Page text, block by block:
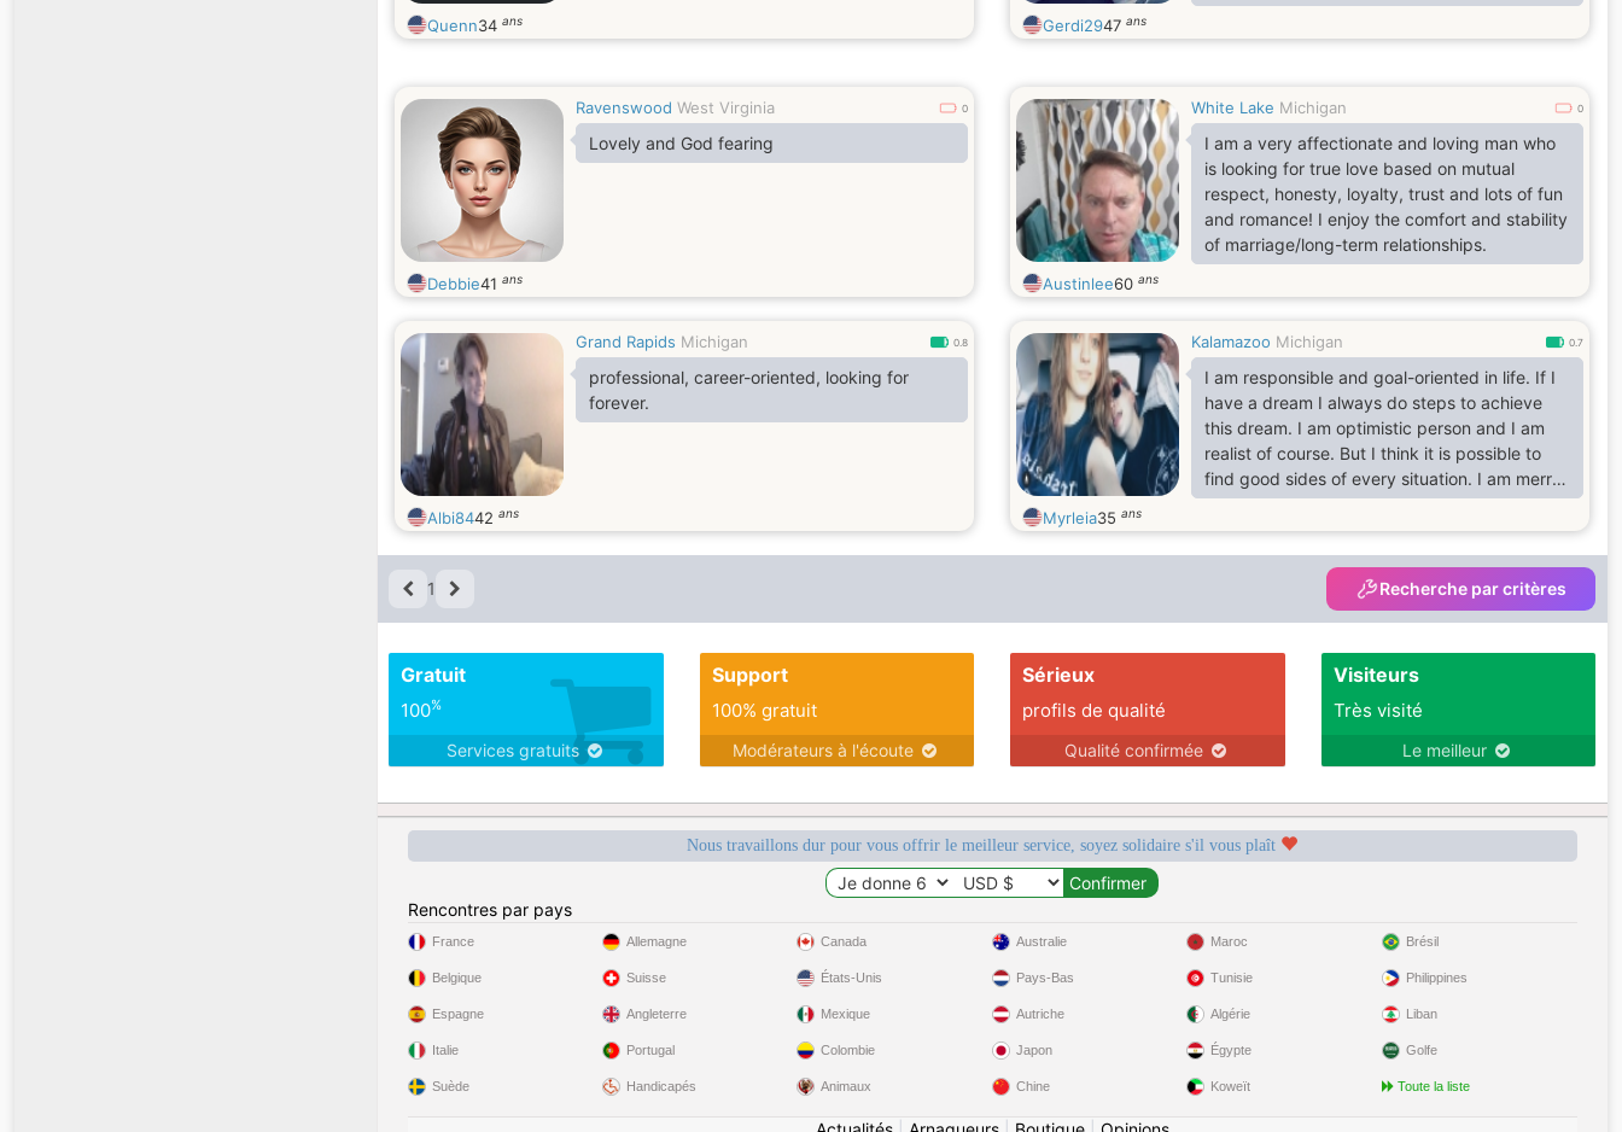
Quenn34 ans
jemanden, der offen und bereit ist, neue
Dinge zu lernen. Ich habe eine Leidenschaft
Gerdi2947 ans
Ravenswood West Virginia 0
Lovely and God fearing
Debbie41 ans
White Lake Michigan 0
I am a very affectionate and loving man who
is looking for true love based on mutual
respect, honesty, loyalty, trust and lots of fun
and romance! I enjoy the comfort and stability
of marriage/long-term relationships.
Austinlee60 ans
Grand Rapids Michigan 0.8
professional, career-oriented, looking for
forever.
Albi8442 ans
Kalamazoo Michigan 0.7
I am responsible and goal-oriented in life. If I
have a dream I always do steps to achieve
this dream. I am optimistic person and I am
realist of course. But I think it is possible to
find good sides of every situation. I am merry
and cheerful person, I like smiling, making
jokes at times. I think when a person smiles it
makes us more beautiful and also make us
living longer. In a relationship with a beloved
one I am tender romantic caring and loving. If
Myrleia35 ans
1 Recherche par critères
Gratuit
100%
Services gratuits
Support
100% gratuit
Modérateurs à l'écoute
Sérieux
profils de qualité
Qualité confirmée
Visiteurs
Très visité
Le meilleur
Nous travaillons dur pour vous offrir le meilleur service, soyez solidaire s'il vous plaît
Rencontres par pays
France
Belgique
Espagne
Italie
Suède
Allemagne
Suisse
Angleterre
Portugal
Handicapés
Canada
États-Unis
Mexique
Colombie
Animaux
Australie
Pays-Bas
Autriche
Japon
Chine
Maroc
Tunisie
Algérie
Égypte
Koweït
Brésil
Philippines
Liban
Golfe
Toute la liste